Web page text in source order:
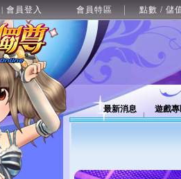
| 會員登入 會員特區 點數 / 儲
最新消息 遊戲